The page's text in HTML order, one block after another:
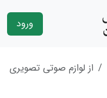
ورود
از لوازم صوتی تصویری